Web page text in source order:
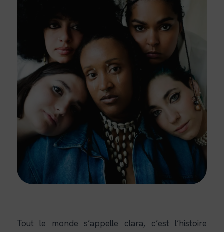
Tout le monde s’appelle clara, c’est l’histoire